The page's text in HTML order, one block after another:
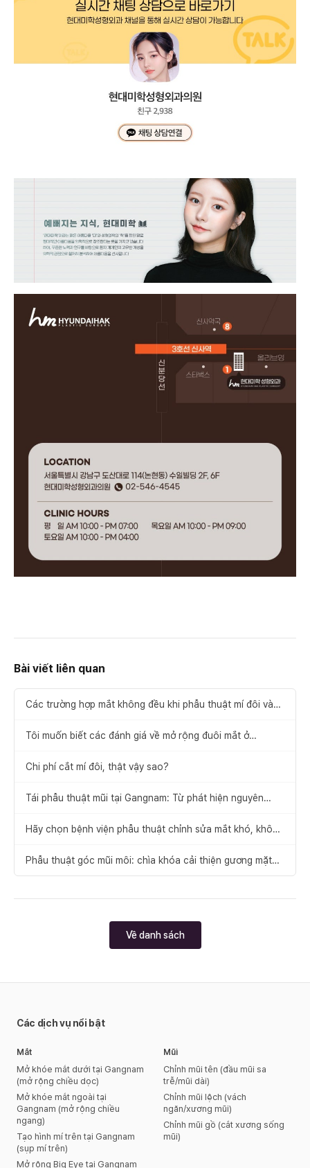
Bài viết liên quan
Các trường hợp mắt không đều khi phẫu thuật mí đôi và
Tôi muốn biết các đánh giá về mở rộng đuôi mắt ở
Chi phí cắt mí đôi, thật vậy sao?
Tái phẫu thuật mũi tại Gangnam: Từ phát hiện nguyên
Hãy chọn bệnh viện phẫu thuật chỉnh sửa mắt khó, không
Phẫu thuật góc mũi môi: chìa khóa cải thiện gương mặt
cân đối
Về danh sách
Các dịch vụ nổi bật
Mắt
Mở khóe mắt dưới tại Gangnam
(mở rộng chiều dọc)
Mở khóe mắt ngoài tại
Gangnam (mở rộng chiều
ngang)
Tạo hình mí trên tại Gangnam
(sụp mí trên)
Mở rộng Big Eye tại Gangnam
Mũi
Chỉnh mũi tên (đầu mũi sa
trễ/mũi dài)
Chỉnh mũi lệch (vách
ngăn/xương mũi)
Chỉnh mũi gồ (cắt xương sống
mũi)